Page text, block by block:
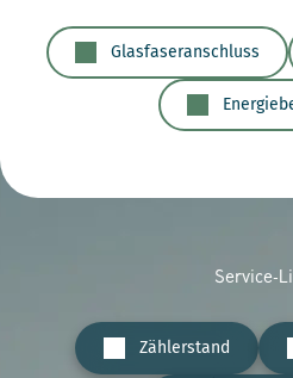
Glasfaseranschluss
Service-
Zählerstand